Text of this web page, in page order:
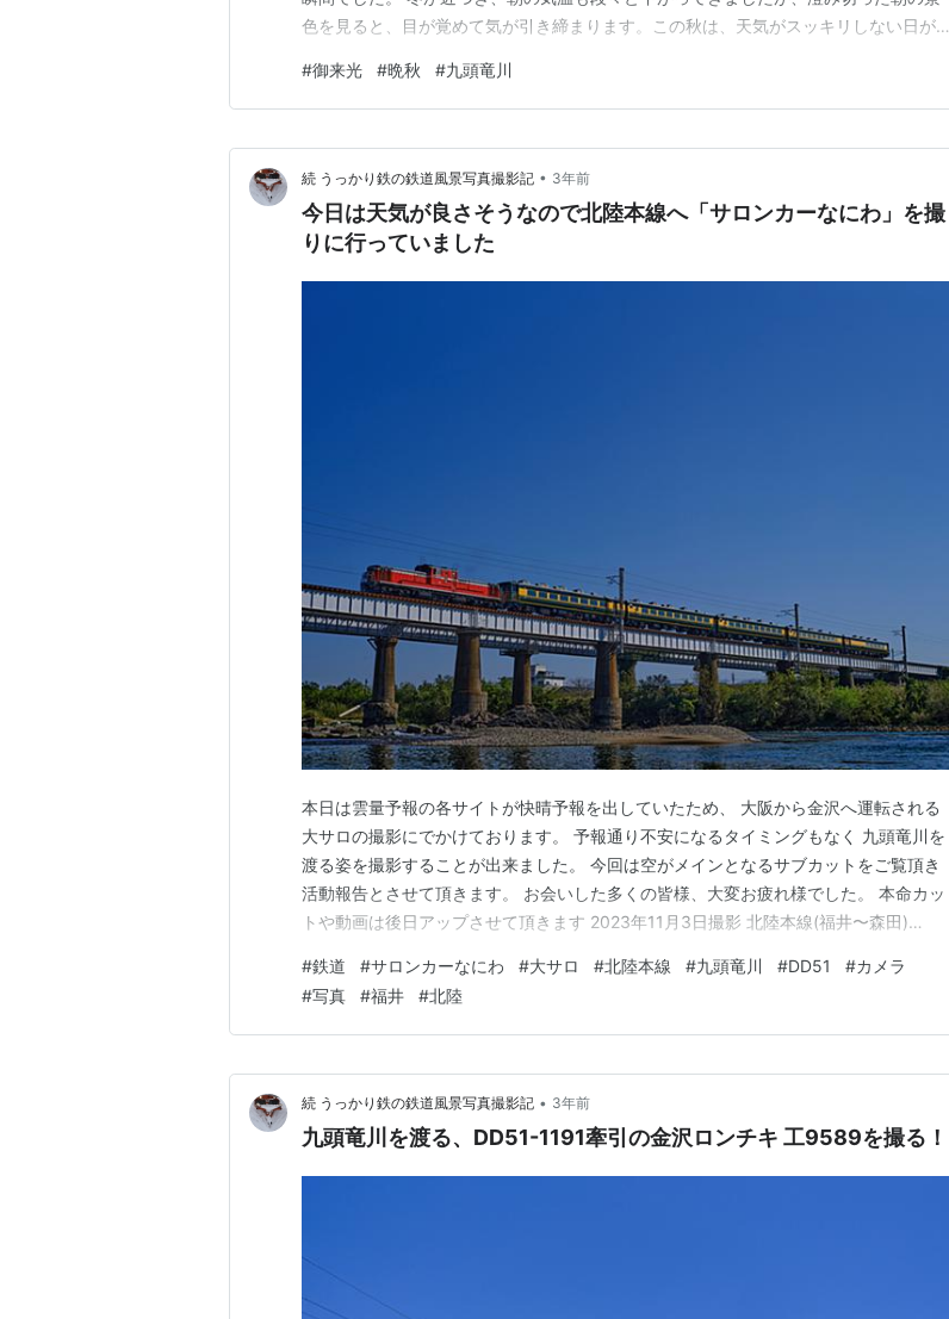
色を見ると、目が覚めて気が引き締まります。この秋は、天気がスッキリしない日が多
#御来光 #晩秋 #九頭竜川
続 うっかり鉄の鉄道風景写真撮影記 • 3年前
今日は天気が良さそうなので北陸本線へ「サロンカーなにわ」を撮
りに行っていました
本日は雲量予報の各サイトが快晴予報を出していたため、 大阪から金沢へ運転される
大サロの撮影にでかけております。 予報通り不安になるタイミングもなく 九頭竜川を
渡る姿を撮影することが出来ました。 今回は空がメインとなるサブカットをご覧頂き
活動報告とさせて頂きます。 お会いした多くの皆様、大変お疲れ様でした。 本命カッ
トや動画は後日アップさせて頂きます 2023年11月3日撮影 北陸本線(福井〜森田)
中旅行
#鉄道 #サロンカーなにわ #大サロ #北陸本線 #九頭竜川 #DD51 #カメラ
#写真 #福井 #北陸
続 うっかり鉄の鉄道風景写真撮影記 • 3年前
九頭竜川を渡る、DD51-1191牽引の金沢ロンチキ 工9589を撮る！